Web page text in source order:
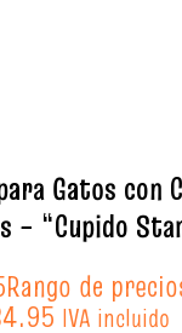
Gatos con
– “Cupido
Rango de
IVA incluido